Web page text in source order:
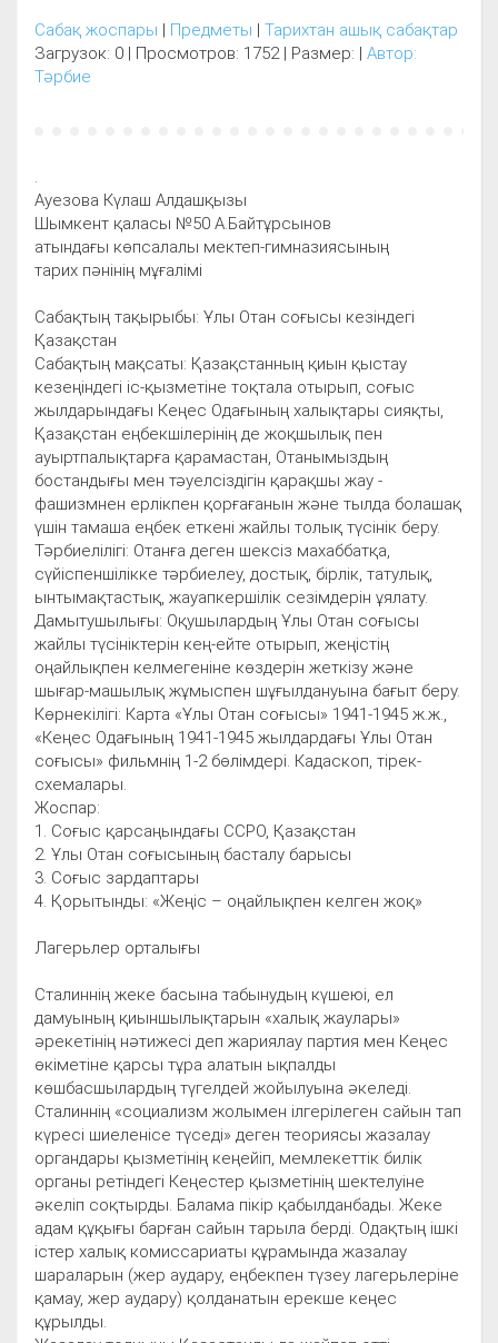
Сабақ жоспары | Предметы | Тарихтан ашық сабақтар
Загрузок: 0 | Просмотров: 1752 | Размер: | Автор:
Тәрбие
Ауезова Күлаш Алдашқызы
Шымкент қаласы №50 А.Байтұрсынов
атындағы көпсалалы мектеп-гимназиясының
тарих пәнінің мұғалімі
Сабақтың тақырыбы: Ұлы Отан соғысы кезіндегі
Қазақстан
Сабақтың мақсаты: Қазақстанның қиын қыстау
кезеңіндегі іс-қызметіне тоқтала отырып, соғыс
жылдарындағы Кеңес Одағының халықтары сияқты,
Қазақстан еңбекшілерінің де жоқшылық пен
ауыртпалықтарға қарамастан, Отанымыздың
бостандығы мен тәуелсіздігін қарақшы жау -
фашизмнен ерлікпен қорғағанын және тылда болашақ
үшін тамаша еңбек еткені жайлы толық түсінік беру.
Тәрбиелілігі: Отанға деген шексіз махаббатқа,
сүйіспеншілікке тәрбиелеу, достық, бірлік, татулық,
ынтымақтастық, жауапкершілік сезімдерін ұялату.
Дамытушылығы: Оқушылардың Ұлы Отан соғысы
жайлы түсініктерін кең-ейте отырып, жеңістің
оңайлықпен келмегеніне көздерін жеткізу және
шығар-машылық жұмыспен шұғылдануына бағыт беру.
Көрнекілігі: Карта «Ұлы Отан соғысы» 1941-1945 ж.ж.,
«Кеңес Одағының 1941-1945 жылдардағы Ұлы Отан
соғысы» фильмнің 1-2 бөлімдері. Кадаскоп, тірек-
схемалары.
Жоспар:
1. Соғыс қарсаңындағы ССРО, Қазақстан
2. Ұлы Отан соғысының басталу барысы
3. Соғыс зардаптары
4. Қорытынды: «Жеңіс – оңайлықпен келген жоқ»
Лагерьлер орталығы
Сталиннің жеке басына табынудың күшеюі, ел
дамуының қиыншылықтарын «халық жаулары»
әрекетінің нәтижесі деп жариялау партия мен Кеңес
өкіметіне қарсы тұра алатын ықпалды
көшбасшылардың түгелдей жойылуына әкеледі.
Сталиннің «социализм жолымен ілгерілеген сайын тап
күресі шиеленісе түседі» деген теориясы жазалау
органдары қызметінің кеңейіп, мемлекеттік билік
органы ретіндегі Кеңестер қызметінің шектелуіне
әкеліп соқтырды. Балама пікір қабылданбады. Жеке
адам құқығы барған сайын тарыла берді. Одақтың ішкі
істер халық комиссариаты құрамында жазалау
шараларын (жер аудару, еңбекпен түзеу лагерьлеріне
қамау, жер аудару) қолданатын ерекше кеңес
құрылды.